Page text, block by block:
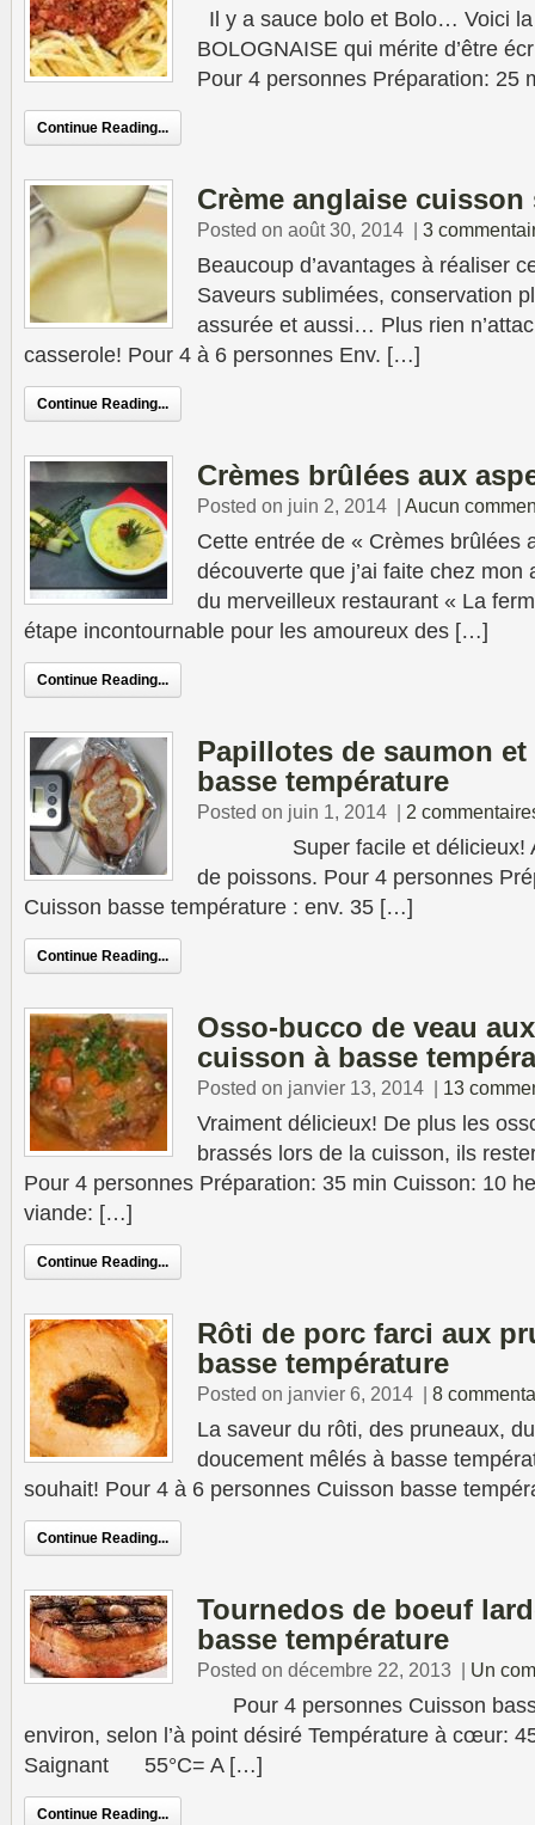
Il y a sauce bolo et Bolo… Voici
BOLOGNAISE qui mérite d’être
Pour 4 personnes Préparation: 25
Continue Reading...
Crème anglaise cuisson
Posted on août 30, 2014 | 3
Beaucoup d’avantages à réaliser
Saveurs sublimées, conservation
assurée et aussi… Plus rien
casserole! Pour 4 à 6 personnes Env. […]
Continue Reading...
Crèmes brûlées aux
Posted on juin 2, 2014 | Aucun
Cette entrée de « Crèmes brûlées
découverte que j’ai faite chez
du merveilleux restaurant « La
étape incontournable pour les amoureux des […]
Continue Reading...
Papillotes de saumon
basse température
Posted on juin 1, 2014 | 2
Super facile et délicieux! A
de poissons. Pour 4 personnes
Cuisson basse température : env. 35 […]
Continue Reading...
Osso-bucco de veau
cuisson à basse
Posted on janvier 13, 2014 | 13
Vraiment délicieux! De plus les
brassés lors de la cuisson, ils
Pour 4 personnes Préparation: 35 min Cuisson: 10
viande: […]
Continue Reading...
Rôti de porc farci aux
basse température
Posted on janvier 6, 2014 | 8
La saveur du rôti, des pruneaux,
doucement mêlés à basse
souhait! Pour 4 à 6 personnes Cuisson basse
Continue Reading...
Tournedos de boeuf
basse température
Posted on décembre 22, 2013 | Un
Pour 4 personnes Cuisson
environ, selon l’à point désiré Température à cœur:
Saignant 55°C= A […]
Continue Reading...